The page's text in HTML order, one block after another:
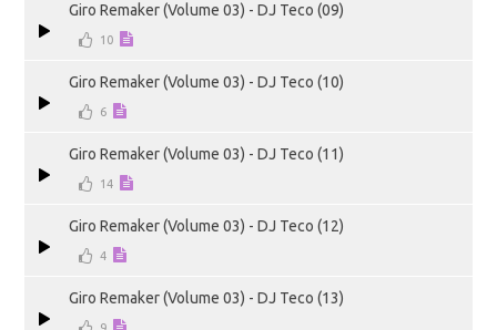
Giro Remaker (Volume 03) - DJ Teco (09)
10
Giro Remaker (Volume 03) - DJ Teco (10)
6
Giro Remaker (Volume 03) - DJ Teco (11)
14
Giro Remaker (Volume 03) - DJ Teco (12)
4
Giro Remaker (Volume 03) - DJ Teco (13)